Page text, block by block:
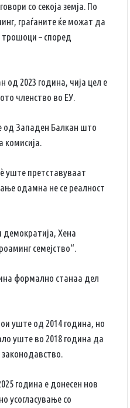
со секоја земја. По
граѓаните ќе можат да
– според
од 2023 година, чија цел е
членство во ЕУ.
од Западен Балкан што
комисија.
уште претставуваат
одамна не се реалност
демократија, Хена
семејство“.
формално станаа дел
уште од 2014 година, но
уште во 2018 година да
година е донесен нов
усогласување со